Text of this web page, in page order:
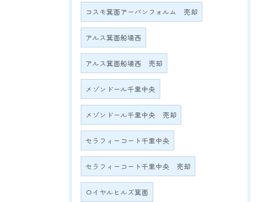
コスモ箕面アーバンフォルム 売却
アルス箕面船場西
アルス箕面船場西 売却
メゾンドール千里中央
メゾンドール千里中央 売却
セラフィーコート千里中央
セラフィーコート千里中央 売却
ロイヤルヒルズ箕面